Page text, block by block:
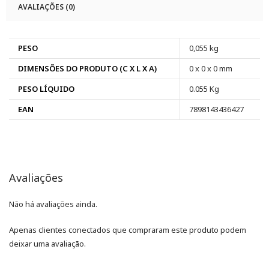
AVALIAÇÕES (0)
PESO
0,055 kg
DIMENSÕES DO PRODUTO (C X L X A)
0 x 0 x 0 mm
PESO LÍQUIDO
0.055 Kg
EAN
7898143436427
Avaliações
Não há avaliações ainda.
Apenas clientes conectados que compraram este produto podem
deixar uma avaliação.